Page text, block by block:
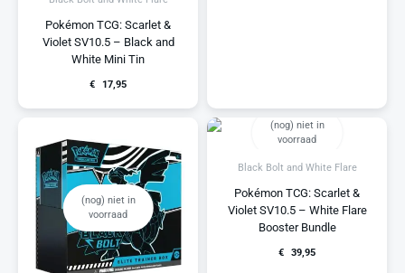
Pokémon TCG: Scarlet &
Violet SV10.5 – Black and
White Mini Tin
€ 17,95
(nog) niet in
voorraad
(nog) niet in
voorraad
Black Bolt and White Flare
Pokémon TCG: Scarlet &
Violet SV10.5 – White Flare
Booster Bundle
€ 39,95